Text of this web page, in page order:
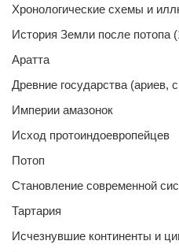
Хронологические схемы и
История Земли после потопа
Аратта
Древние государства (ариев,
Империи амазонок
Исход протоиндоевропейцев
Потоп
Становление современной
Тартария
Исчезнувшие континенты и